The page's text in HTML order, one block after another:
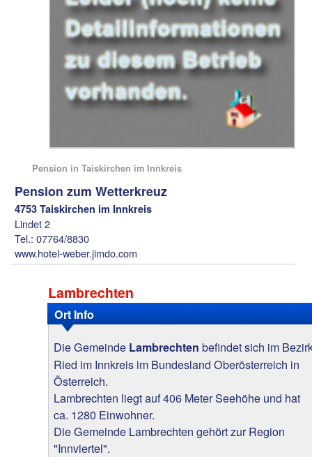
Pension in Taiskirchen im Innkreis
Pension zum Wetterkreuz
4753 Taiskirchen im Innkreis
Lindet 2
Tel.: 07764/8830
www.hotel-weber.jimdo.com
Lambrechten
Ort Info
Die Gemeinde Lambrechten befindet sich im
Ried im Innkreis im Bundesland Oberösterreich in
Österreich.
Lambrechten liegt auf 406 Meter Seehöhe und hat
ca. 1280 Einwohner.
Die Gemeinde Lambrechten gehört zur Region
"Innviertel".